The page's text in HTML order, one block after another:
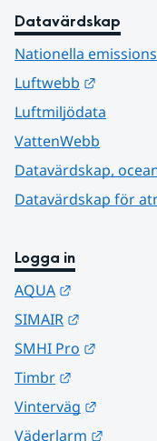
Datavärdskap
Nationella
Luftwebb
Luftmiljödata
VattenWebb
Datavärdskap,
Datavärdskap för
Logga in
AQUA
SIMAIR
SMHI Pro
Timbr
Vinterväg
Väderlarm